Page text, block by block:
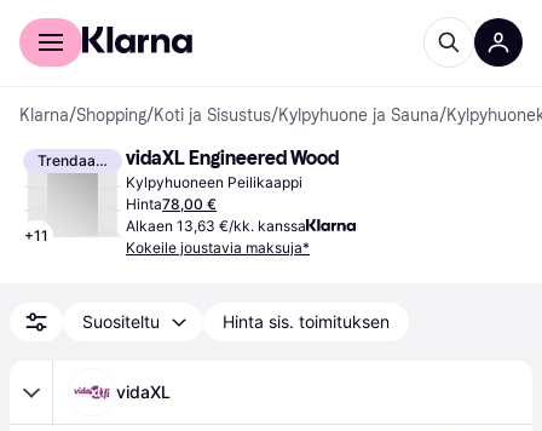
Kuluttajille
Klarna/Shopping/Koti ja Sisustus/Kylpyhuone ja Sauna/
Trendaava
+11
vidaXL Engineered Wood
Kylpyhuoneen Peilikaappi
Hinta78,00 €
Alkaen 13,63 €/kk. kanssa
Kokeile joustavia maksuja*
Suositeltu Hinta sis. toimituksen
vidaXL